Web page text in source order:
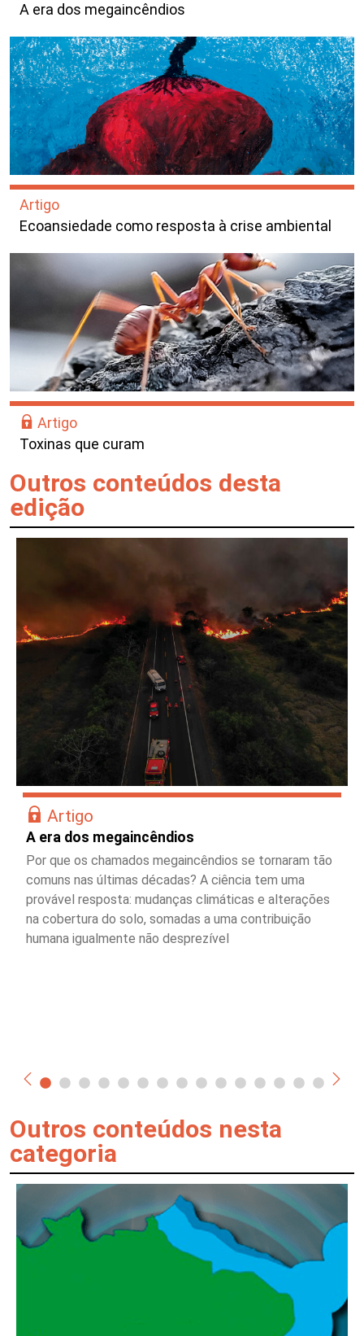
A era dos megaincêndios
Artigo
Ecoansiedade como resposta à crise ambiental
Artigo
Toxinas que curam
Outros conteúdos desta
edição
Artigo
A era dos megaincêndios
Por que os chamados megaincêndios se tornaram tão
comuns nas últimas décadas? A ciência tem uma
provável resposta: mudanças climáticas e alterações
na cobertura do solo, somadas a uma contribuição
humana igualmente não desprezível
Outros conteúdos nesta
categoria